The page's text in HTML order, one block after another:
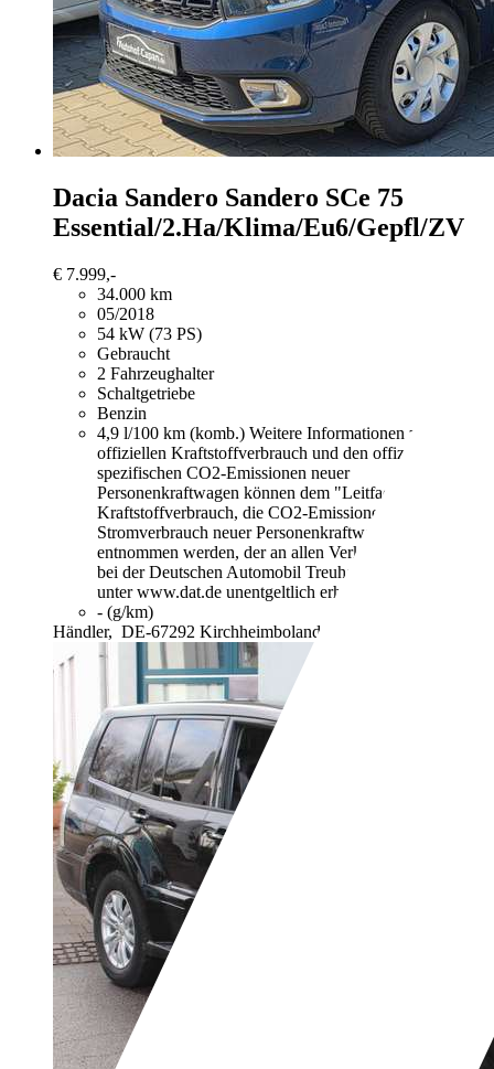
Dacia Sandero Sandero SCe 75
Essential/2.Ha/Klima/Eu6/Gepfl/ZV
€ 7.999,-
34.000 km
05/2018
54 kW (73 PS)
Gebraucht
2 Fahrzeughalter
Schaltgetriebe
Benzin
4,9 l/100 km (komb.) Weitere Informationen zum
offiziellen Kraftstoffverbrauch und den offiziellen
spezifischen CO2-Emissionen neuer
Personenkraftwagen können dem "Leitfaden über den
Kraftstoffverbrauch, die CO2-Emissionen und den
Stromverbrauch neuer Personenkraftwagen"
entnommen werden, der an allen Verkaufsstellen und
bei der Deutschen Automobil Treuhand GmbH
unter www.dat.de unentgeltlich erhältlich ist.
- (g/km)
Händler, DE-67292 Kirchheimbolanden